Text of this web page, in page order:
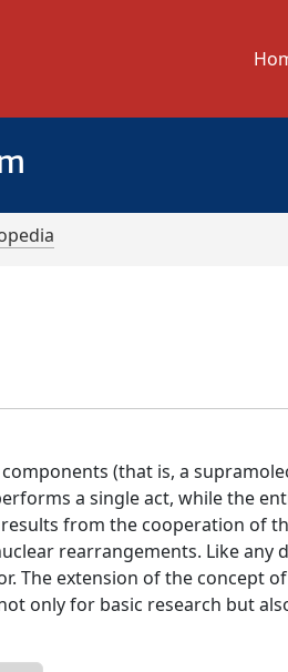
(that is, a
a single act, while the
from the cooperation of
rearrangements. Like any
The extension of the concept of
only for basic research but